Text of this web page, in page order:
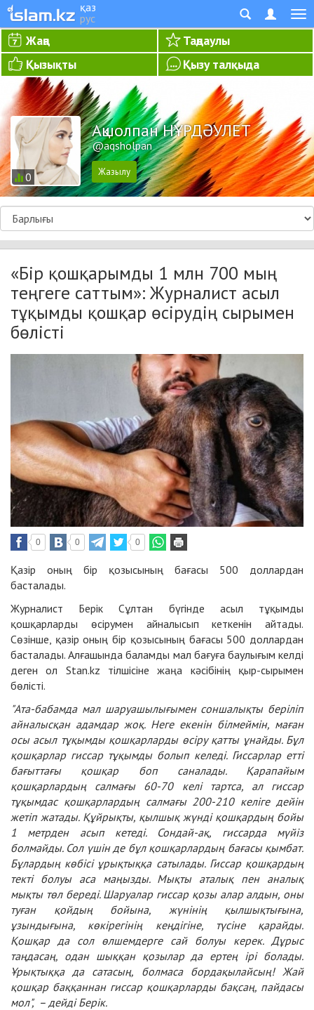
қаз
рус
Жаңа
Таңдаулы
Қызықты
Қызу талқыда
0
Ақшолпан НҰРДӘУЛЕТ
@aqsholpan
«Бір қошқарымды 1 млн 700 мың
теңгеге саттым»: Журналист асыл
тұқымды қошқар өсірудің сырымен
бөлісті
0 0 0
Қазір оның бір қозысының бағасы 500 доллардан
басталады.
Журналист Берік Сұлтан бүгінде асыл тұқымды
қошқарларды өсірумен айналысып кеткенін айтады.
Сөзінше, қазір оның бір қозысының бағасы 500 доллардан
басталады. Алғашында баламды мал бағуға баулығым келді
деген ол Stan.kz тілшісіне жаңа кәсібінің қыр-сырымен
бөлісті.
"Ата-бабамда мал шаруашылығымен соншалықты беріліп
айналысқан адамдар жоқ. Неге екенін білмеймін, маған
осы асыл тұқымды қошқарларды өсіру қатты ұнайды. Бұл
қошқарлар гиссар тұқымды болып келеді. Гиссарлар етті
бағыттағы қошқар боп саналады. Қарапайым
қошқарлардың салмағы 60-70 келі тартса, ал гиссар
тұқымдас қошқарлардың салмағы 200-210 келіге дейін
жетіп жатады. Құйрықты, қылшық жүнді қошқардың бойы
1 метрден асып кетеді. Сондай-ақ, гиссарда мүйіз
болмайды. Сол үшін де бұл қошқарлардың бағасы қымбат.
Бұлардың көбісі ұрықтыққа сатылады. Гиссар қошқардың
текті болуы аса маңызды. Мықты аталық пен аналық
мықты төл береді. Шаруалар гиссар қозы алар алдын, оны
туған қойдың бойына, жүнінің қылшықтығына,
ұзындығына, көкірегінің кеңдігіне, түсіне қарайды.
Қошқар да сол өлшемдерге сай болуы керек. Дұрыс
таңдасаң, одан шыққан қозылар да ертең ірі болады.
Ұрықтыққа да сатасың, болмаса бордақылайсың! Жай
қошқар баққаннан гиссар қошқарларды бақсаң, пайдасы
мол", – дейді Берік.